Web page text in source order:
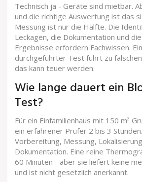
Technisch ja - Geräte sind mietbar.
und die richtige Auswertung ist das
Messung ist nur die Hälfte. Die
Leckagen, die Dokumentation und
Ergebnisse erfordern Fachwissen.
durchgeführter Test führt zu
das kann teuer werden.
Wie lange dauert ein
Test?
Für ein Einfamilienhaus mit 150 m²
ein erfahrener Prüfer 2 bis 3
Vorbereitung, Messung,
Dokumentation. Eine reine
60 Minuten - aber sie liefert keine
und ist nicht gesetzlich anerkannt.